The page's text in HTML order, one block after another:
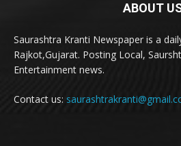
ABOUT
Saurashtra Kranti Newspaper is a
Rajkot,Gujarat. Posting Local,
Entertainment news.
Contact us: